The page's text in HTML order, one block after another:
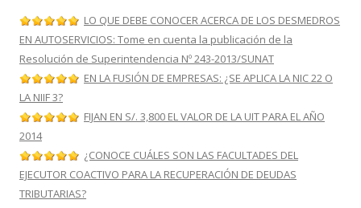
LO QUE DEBE CONOCER ACERCA DE LOS DESMEDROS
EN AUTOSERVICIOS: Tome en cuenta la publicación de la
Resolución de Superintendencia Nº 243-2013/SUNAT
EN LA FUSIÓN DE EMPRESAS: ¿SE APLICA LA NIC 22 O
LA NIIF 3?
FIJAN EN S/. 3,800 EL VALOR DE LA UIT PARA EL AÑO
2014
¿CONOCE CUÁLES SON LAS FACULTADES DEL
EJECUTOR COACTIVO PARA LA RECUPERACIÓN DE DEUDAS
TRIBUTARIAS?